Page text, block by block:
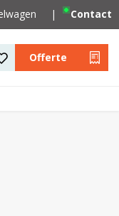
| Contact
Offerte